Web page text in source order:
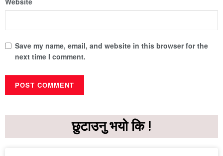
Save my name, email, and website in this browser for the
next time I comment.
छुटाउनु भयो कि !